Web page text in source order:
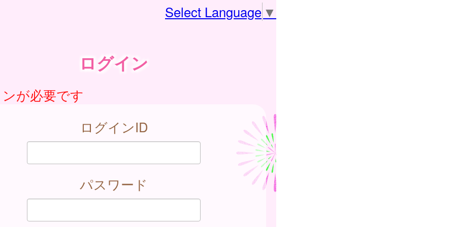
Select Language ▼
ログイン
が必要です
ログインID
パスワード